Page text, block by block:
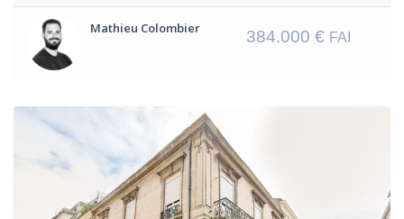
Mathieu Colombier 384.000 € FAI